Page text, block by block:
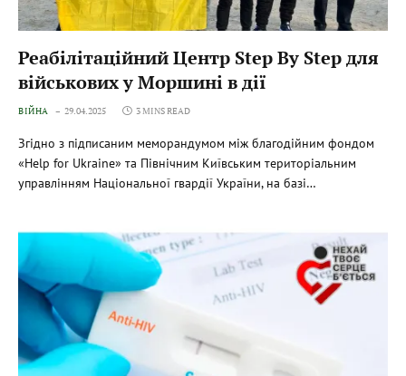
Реабілітаційний Центр Step By Step для
військових у Моршині в дії
ВІЙНА 29.04.2025 3 MINS READ
Згідно з підписаним меморандумом між благодійним фондом
«Help for Ukraine» та Північним Київським територіальним
управлінням Національної гвардії України, на базі…